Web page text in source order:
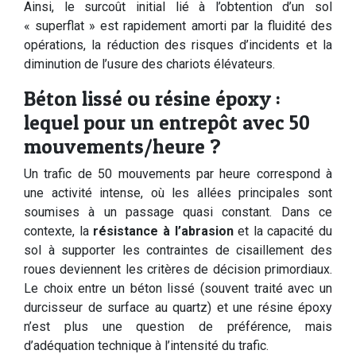
Ainsi, le surcoût initial lié à l’obtention d’un sol
« superflat » est rapidement amorti par la fluidité des
opérations, la réduction des risques d’incidents et la
diminution de l’usure des chariots élévateurs.
Béton lissé ou résine époxy :
lequel pour un entrepôt avec 50
mouvements/heure ?
Un trafic de 50 mouvements par heure correspond à
une activité intense, où les allées principales sont
soumises à un passage quasi constant. Dans ce
contexte, la résistance à l’abrasionet la capacité du
sol à supporter les contraintes de cisaillement des
roues deviennent les critères de décision primordiaux.
Le choix entre un béton lissé (souvent traité avec un
durcisseur de surface au quartz) et une résine époxy
n’est plus une question de préférence, mais
d’adéquation technique à l’intensité du trafic.